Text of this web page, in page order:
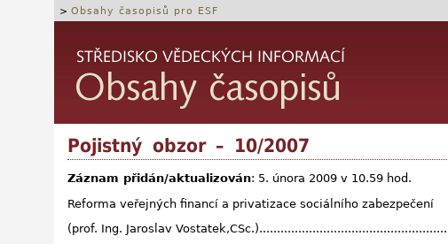
> Obsahy časopisů pro ESF
Pojistný obzor – 10/2007
Záznam přidán/aktualizován: 5. února 2009 v 10.59 hod.
Reforma veřejných financí a privatizace sociálního zabezpečení
(prof. Ing. Jaroslav